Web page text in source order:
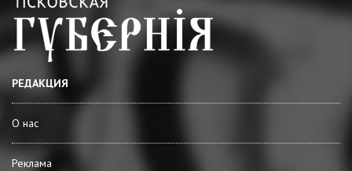
РЕДАКЦИЯ
О нас
Реклама